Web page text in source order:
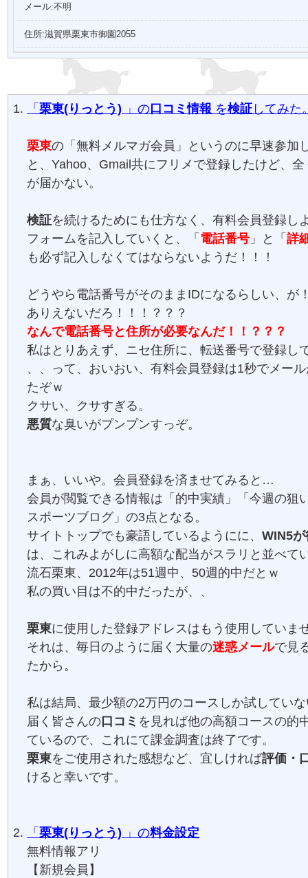
メール:不明
住所:滋賀県栗東市御園2055
「栗東(りっとう) 」の 口コミ情報 を検証 してみた
栗東の「無料メルマガ会員」というのに早速参加
と、Yahoo、Gmail共にフリメで登録したけど、
が届かない。
検証を続けるためにも仕方なく、有料会員登録し
フォームを記入していくと、「 電話番号 」と「詳
も必ず記入しなくてはならないようだ！！！
どうやら電話番号がそのままIDになるらしい、が
ありえないだろ！！！？？？
なんで電話番号と住所が必要なんだ！！？？？
私はとりあえず、ニセ住所に、転送番号で登録し
、、って、おいおい、有料会員登録は1秒でメー
たぞｗ
クサい、クサすぎる。
悪質な臭いがプンプンすっぞ。
まぁ、いいや。会員登録を済ませてみると…
会員が閲覧できる情報は「的中実績」「今週の狙
スポーツブログ」の3点となる。
サイトトップでも豪語しているようにに、WIN5
は、これみよがしに高額な配当がスラリと並べて
流石栗東、2012年は51週中、50週的中だとｗ
私の買い目は不的中だったが、、
栗東に使用した登録アドレスはもう使用していま
それは、毎日のように届く大量の迷惑メールで見
たから。
私は結局、最少額の2万円のコースしか試してい
届く皆さんの 口コミ を見れば他の高額コースの的
ているので、これにて課金調査は終了です。
栗東をご使用された感想など、宜しければ評価・
けると幸いです。
「栗東(りっとう) 」の料金設定
無料情報アリ
【新規会員】